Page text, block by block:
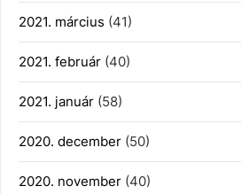
2021. március (41)
2021. február (40)
2021. január (58)
2020. december (50)
2020. november (40)